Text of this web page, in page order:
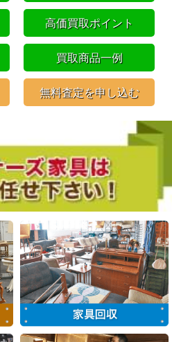
高価買取ポイント
買取商品一例
無料査定を申し込む